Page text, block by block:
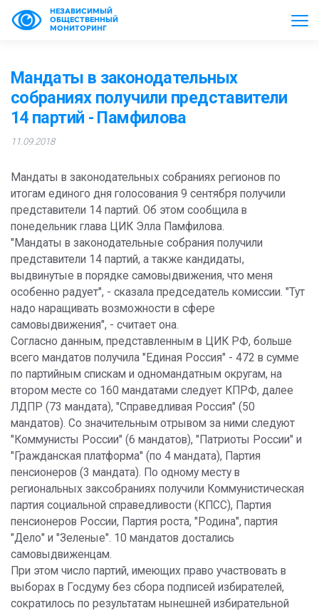
НЕЗАВИСИМЫЙ
ОБЩЕСТВЕННЫЙ
МОНИТОРИНГ
Мандаты в законодательных
собраниях получили представители
14 партий - Памфилова
11.09.2018
Мандаты в законодательных собраниях регионов по
итогам единого дня голосования 9 сентября получили
представители 14 партий. Об этом сообщила в
понедельник глава ЦИК Элла Памфилова.
"Мандаты в законодательные собрания получили
представители 14 партий, а также кандидаты,
выдвинутые в порядке самовыдвижения, что меня
особенно радует", - сказала председатель комиссии. "Тут
надо наращивать возможности в сфере
самовыдвижения", - считает она.
Согласно данным, представленным в ЦИК РФ, больше
всего мандатов получила "Единая Россия" - 472 в сумме
по партийным спискам и одномандатным округам, на
втором месте со 160 мандатами следует КПРФ, далее
ЛДПР (73 мандата), "Справедливая Россия" (50
мандатов). Со значительным отрывом за ними следуют
"Коммунисты России" (6 мандатов), "Патриоты России" и
"Гражданская платформа" (по 4 мандата), Партия
пенсионеров (3 мандата). По одному месту в
региональных заксобраниях получили Коммунистическая
партия социальной справедливости (КПСС), Партия
пенсионеров России, Партия роста, "Родина", партия
"Дело" и "Зеленые". 10 мандатов достались
самовыдвиженцам.
При этом число партий, имеющих право участвовать в
выборах в Госдуму без сбора подписей избирателей,
сократилось по результатам нынешней избирательной